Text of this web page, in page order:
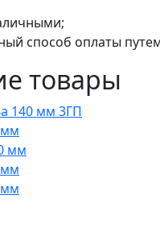
способ оплаты
товары
140 мм 3ГП
мм
мм
мм
мм